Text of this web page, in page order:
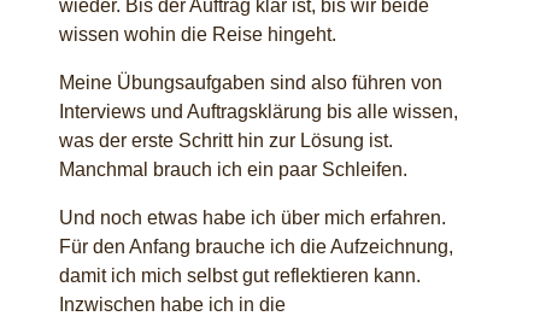
wieder. Bis der Auftrag klar ist, bis wir beide
wissen wohin die Reise hingeht.
Meine Übungsaufgaben sind also führen von
Interviews und Auftragsklärung bis alle wissen,
was der erste Schritt hin zur Lösung ist.
Manchmal brauch ich ein paar Schleifen.
Und noch etwas habe ich über mich erfahren.
Für den Anfang brauche ich die Aufzeichnung,
damit ich mich selbst gut reflektieren kann.
Inzwischen habe ich in die